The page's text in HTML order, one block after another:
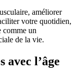
améliorer
votre quotidien,
comme un
de la vie.
avec l’âge